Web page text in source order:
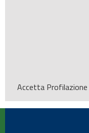
Accetta Profilazione